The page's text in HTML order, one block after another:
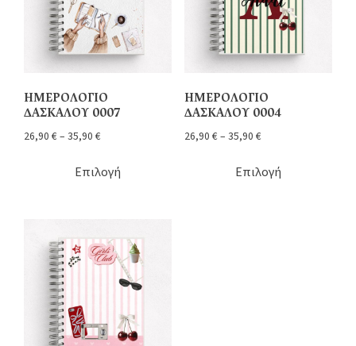
ΗΜΕΡΟΛΟΓΙΟ
ΔΑΣΚΑΛΟΥ 0007
26,90 € – 35,90 €
Επιλογή
ΗΜΕΡΟΛΟΓΙΟ
ΔΑΣΚΑΛΟΥ 0004
26,90 € – 35,90 €
Επιλογή